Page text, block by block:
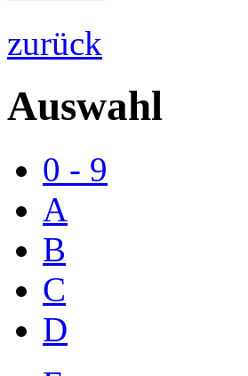
zurück
Auswahl
0 - 9
A
B
C
D